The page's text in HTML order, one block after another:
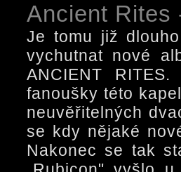
Ancient Rites
Je tomu již
vychutnat nové
ANCIENT
fanoušky této
neuvěřitelných
se kdy nějaké
Nakonec se tak